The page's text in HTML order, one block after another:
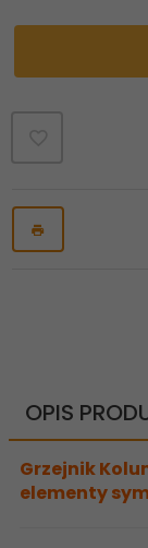
OPIS
Grzejnik
elementy